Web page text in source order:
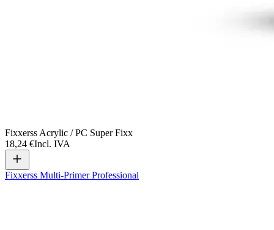
Fixxerss Acrylic / PC Super Fixx
18,24 €Incl. IVA
Fixxerss Multi-Primer Professional